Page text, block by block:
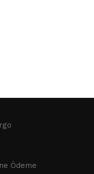
Ödeme